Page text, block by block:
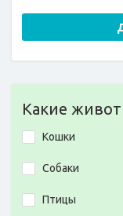
Какие
Кошки
Собаки
Птицы